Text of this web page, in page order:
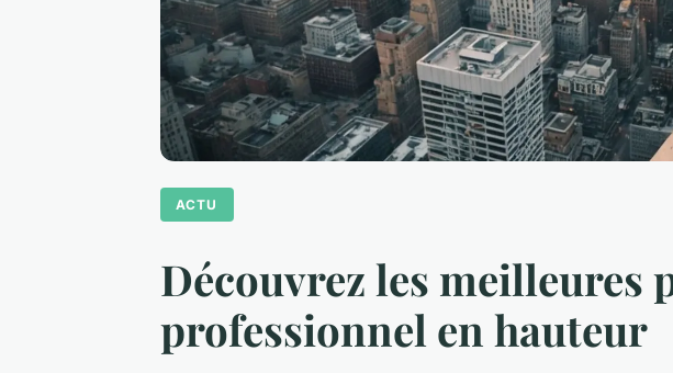
ACTU
Découvrez les meilleures
professionnel en hauteur